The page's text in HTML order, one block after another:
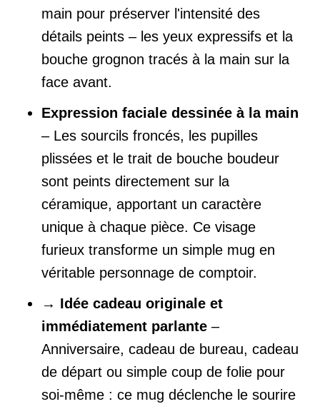
main pour préserver l'intensité des
détails peints – les yeux expressifs et la
bouche grognon tracés à la main sur la
face avant.
Expression faciale dessinée à la main
– Les sourcils froncés, les pupilles
plissées et le trait de bouche boudeur
sont peints directement sur la
céramique, apportant un caractère
unique à chaque pièce. Ce visage
furieux transforme un simple mug en
véritable personnage de comptoir.
→ Idée cadeau originale et
immédiatement parlante –
Anniversaire, cadeau de bureau, cadeau
de départ ou simple coup de folie pour
soi-même : ce mug déclenche le sourire